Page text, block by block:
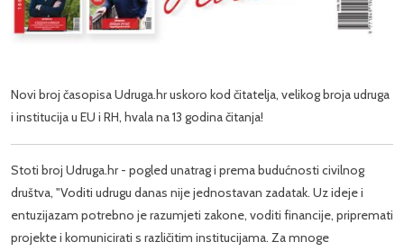
Novi broj časopisa Udruga.hr uskoro kod čitatelja, velikog broja udruga
i institucija u EU i RH, hvala na 13 godina čitanja!
Stoti broj Udruga.hr - pogled unatrag i prema budućnosti civilnog
društva, "Voditi udrugu danas nije jednostavan zadatak. Uz ideje i
entuzijazam potrebno je razumjeti zakone, voditi financije, pripremati
projekte i komunicirati s različitim institucijama. Za mnoge